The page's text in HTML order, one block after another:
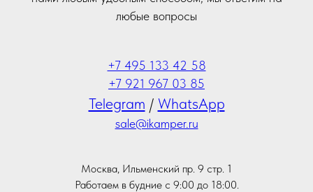
любые вопросы
+7 495 133 42 58
+7 921 967 03 85
Telegram / WhatsApp
sale@ikamper.ru
Москва, Ильменский пр. 9 стр. 1
Работаем в будние с 9:00 до 18:00.